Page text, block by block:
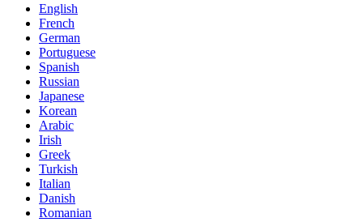
English
French
German
Portuguese
Spanish
Russian
Japanese
Korean
Arabic
Irish
Greek
Turkish
Italian
Danish
Romanian